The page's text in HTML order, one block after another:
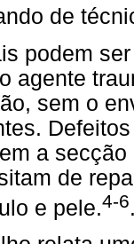
de
podem
agente
sem o
a
de
e pele.4-6